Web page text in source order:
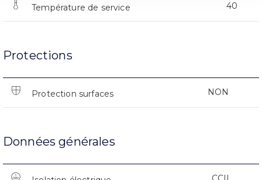
Température de service 40
Protections
Protection surfaces NON
Données générales